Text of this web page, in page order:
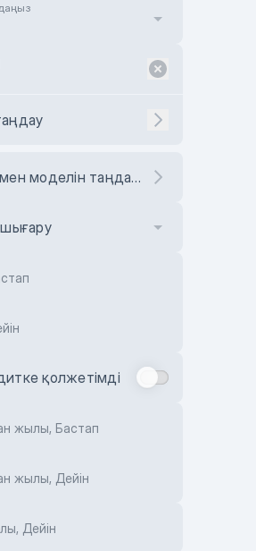
Маркасы мен моделін таңдаңыз
қолжетімді
жылы, Бастап
жылы, Дейін
Дейін